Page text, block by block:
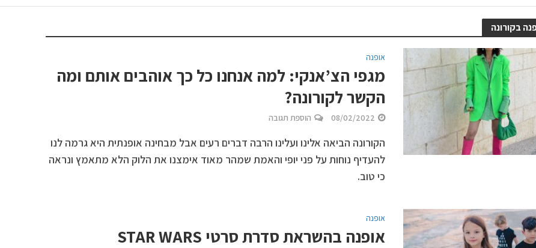
בקורונה
אופנה
מגפי הצ’אנקי: למה אנחנו כל כך אוהבים אותם ומה
הקשר לקורונה?
08/02/2022 הוספת תגובה
הקורונה הביאה אלינו ועלינו הרבה דברים רעים אבל מבחינה אופנתית היא גרמה לנו
להעדיף נוחות על פני יופי והאמת שמהר מאוד אימצנו את הלוק הלא מתאמץ ונראה
כי טוב.
אופנה
אופנה בהשראת סדרת סרטי STAR WARS